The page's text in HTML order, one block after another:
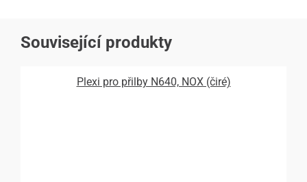
Související produkty
Plexi pro přilby N640, NOX (čiré)